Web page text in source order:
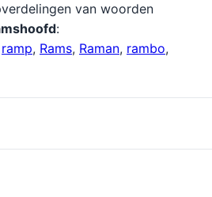
van woorden
:
ramp, Rams, Raman, rambo,